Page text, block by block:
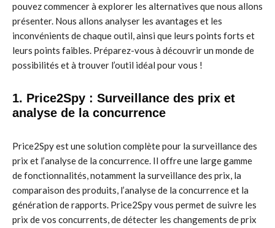
pouvez commencer à explorer les alternatives que nous allons
présenter. Nous allons analyser les avantages et les
inconvénients de chaque outil, ainsi que leurs points forts et
leurs points faibles. Préparez-vous à découvrir un monde de
possibilités et à trouver l’outil idéal pour vous !
1. Price2Spy : Surveillance des prix et
analyse de la concurrence
Price2Spy est une solution complète pour la surveillance des
prix et l’analyse de la concurrence. Il offre une large gamme
de fonctionnalités, notamment la surveillance des prix, la
comparaison des produits, l’analyse de la concurrence et la
génération de rapports. Price2Spy vous permet de suivre les
prix de vos concurrents, de détecter les changements de prix